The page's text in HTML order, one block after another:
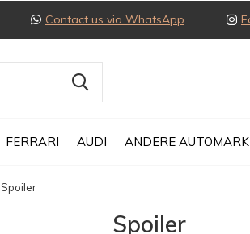
FERRARI AUDI ANDERE
Contact us via WhatsApp
Spoiler
Spoiler